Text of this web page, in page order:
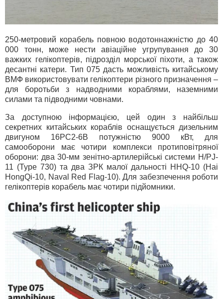
250-метровий корабель повною водотоннажністю до 40
000 тонн, може нести авіаційне угрупування до 30
важких гелікоптерів, підрозділ морської піхоти, а також
десантні катери. Тип 075 дасть можливість китайському
ВМФ використовувати гелікоптери різного призначення –
для боротьби з надводними кораблями, наземними
силами та підводними човнами.
За доступною інформацією, цей один з найбільш
секретних китайських кораблів оснащується дизельним
двигуном 16PC2-6B потужністю 9000 кВт, для
самооборони має чотири комплекси протиповітряної
оборони: два 30-мм зенітно-артилерійські системи H/PJ-
11 (Type 730) та два ЗРК малої дальності HHQ-10 (Hai
HongQi-10, Naval Red Flag-10). Для забезпечення роботи
гелікоптерів корабель має чотири підйомники.